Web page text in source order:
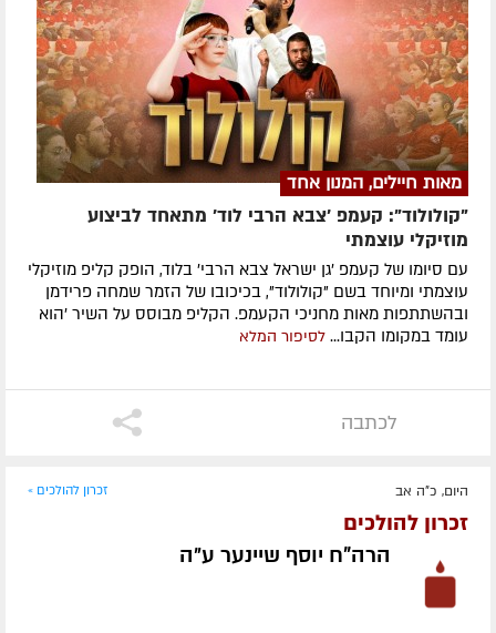
מאות חיילים, המנון אחד
"קולולוד": קעמפ 'צבא הרבי לוד' מתאחד לביצוע
מוזיקלי עוצמתי
עם סיומו של קעמפ 'גן ישראל צבא הרבי' בלוד, הופק קליפ מוזיקלי
עוצמתי ומיוחד בשם "קולולוד", בכיכובו של הזמר שמחה פרידמן
ובהשתתפות מאות מחניכי הקעמפ. הקליפ מבוסס על השיר 'הוא
עומד במקומו הקבו... לסיפור המלא
לכתבה
היום, כ"ה אב זכרון להולכים »
זכרון להולכים
הרה"ח יוסף שיינער ע״ה